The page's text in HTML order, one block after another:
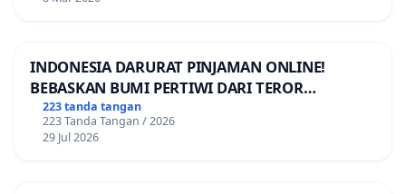
INDONESIA DARURAT PINJAMAN ONLINE!
BEBASKAN BUMI PERTIWI DARI TEROR
PINJAMAN ONLINE! TUTUP PINJOL!
223 tanda tangan
223 Tanda Tangan / 2026
29 Jul 2026